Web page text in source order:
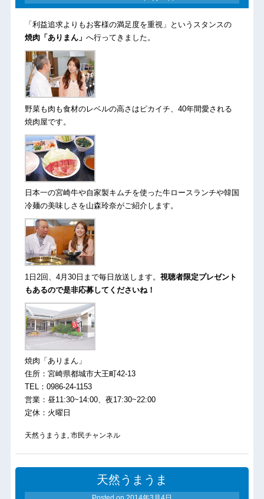
「利益追求よりもお客様の満足度を重視」というスタンスの
焼肉「ありまん」 へ行ってきました。
野菜も肉も食材のレベルの高さはピカイチ、40年間愛される
焼肉屋です。
日本一の宮崎牛や自家製キムチを使った牛ロースランチや韓国
冷麺の美味しさを山森玲奈がご紹介します。
1日2回、4月30日まで毎日放送します。 視聴者限定プレゼント
もあるので是非応募してくださいね！
焼肉「ありまん」
住所：宮崎県都城市大王町42-13
TEL：0986-24-1153
営業：昼11:30~14:00、夜17:30~22:00
定休：火曜日
天然うまうま , 市民チャンネル
天然うまうま